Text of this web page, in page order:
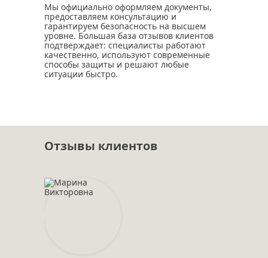
Мы официально оформляем документы,
предоставляем консультацию и
гарантируем безопасность на высшем
уровне. Большая база отзывов клиентов
подтверждает: специалисты работают
качественно, используют современные
способы защиты и решают любые
ситуации быстро.
Отзывы клиентов